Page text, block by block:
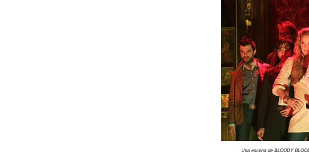
Una escena de BLOODY